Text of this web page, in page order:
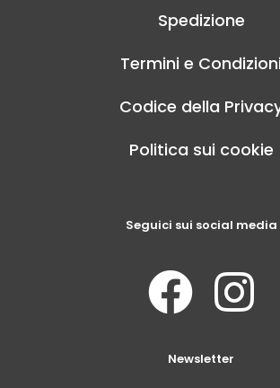
Spedizione
Termini e Condizioni
Codice della
Politica sui cookie
Seguici sui social media
Newsletter